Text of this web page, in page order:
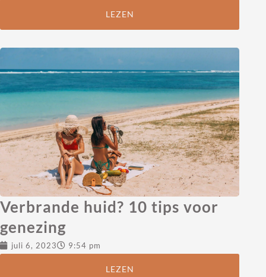
LEZEN
Verbrande huid? 10 tips voor
genezing
juli 6, 2023 9:54 pm
LEZEN